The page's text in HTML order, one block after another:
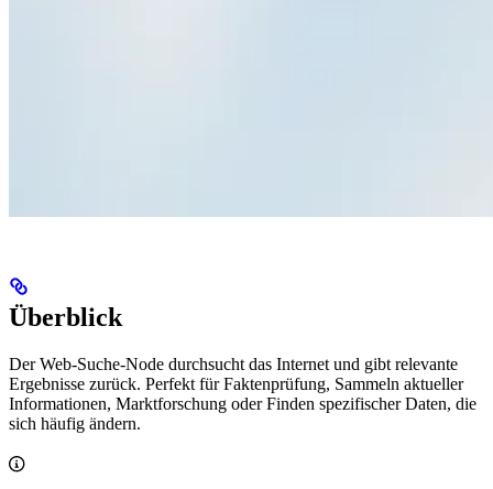
Überblick
Der Web-Suche-Node durchsucht das Internet und gibt relevante
Ergebnisse zurück. Perfekt für Faktenprüfung, Sammeln aktueller
Informationen, Marktforschung oder Finden spezifischer Daten, die
sich häufig ändern.